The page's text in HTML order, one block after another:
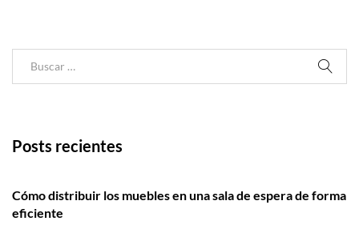
Posts recientes
Cómo distribuir los muebles en una sala de espera de forma
eficiente